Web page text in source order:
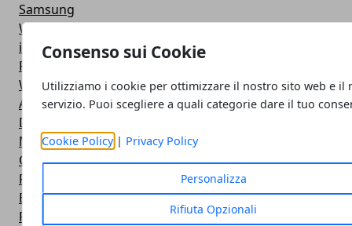
Consenso sui Cookie
Utilizziamo i cookie per ottimizzare il nostro sito web e il
servizio. Puoi scegliere a quali categorie dare il tuo
Cookie Policy| Privacy Policy
Personalizza
Rifiuta Opzionali
Samsung
Web Master
iPod
PlayStation
Wallpapers
Adobe
Dispositivi USB
Masterizzazione
Open Source
PayPal
Browser
Firefox